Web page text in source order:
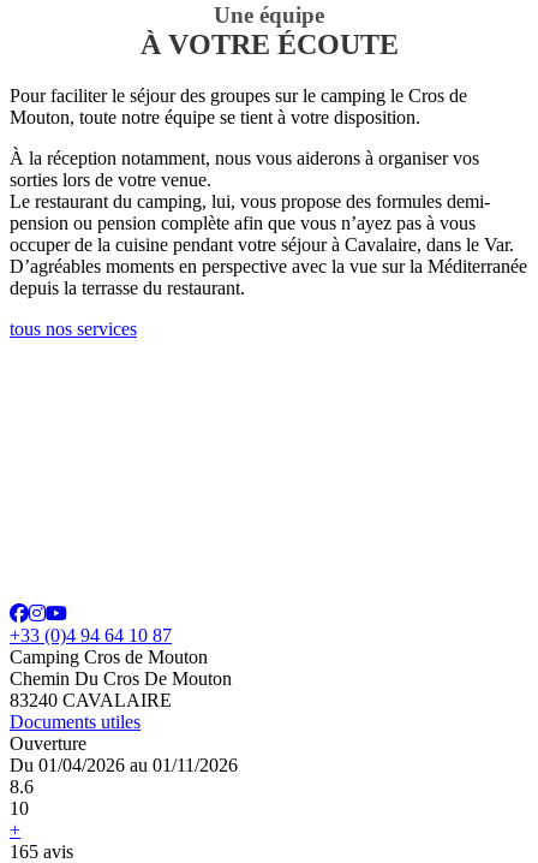
Une équipe
À VOTRE ÉCOUTE
Pour faciliter le séjour des groupes sur le camping le Cros de
Mouton, toute notre équipe se tient à votre disposition.
À la réception notamment, nous vous aiderons à organiser vos
sorties lors de votre venue.
Le restaurant du camping, lui, vous propose des formules demi-
pension ou pension complète afin que vous n’ayez pas à vous
occuper de la cuisine pendant votre séjour à Cavalaire, dans le Var.
D’agréables moments en perspective avec la vue sur la Méditerranée
depuis la terrasse du restaurant.
tous nos services
+33 (0)4 94 64 10 87
Camping Cros de Mouton
Chemin Du Cros De Mouton
83240 CAVALAIRE
Documents utiles
Ouverture
Du 01/04/2026 au 01/11/2026
8.6
10
+
165 avis